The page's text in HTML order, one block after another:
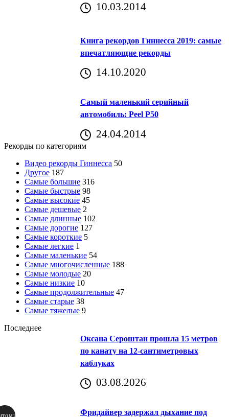
10.03.2014
Книга рекордов Гиннесса 2019: самые
впечатляющие рекорды
14.10.2020
Самый маленький серийный
автомобиль: Peel P50
24.04.2014
Рекорды по категориям
Видео рекорды Гиннесса 50
Другое 187
Самые большие 316
Самые быстрые 98
Самые высокие 45
Самые дешевые 2
Самые длинные 102
Самые дорогие 127
Самые короткие 5
Самые легкие 1
Самые маленькие 54
Самые многочисленные 188
Самые молодые 20
Самые низкие 10
Самые продолжительные 47
Самые старые 38
Самые тяжелые 9
Последнее
Оксана Сероштан прошла 15 метров
по канату на 12-сантиметровых
каблуках
03.08.2026
Фридайвер задержал дыхание под